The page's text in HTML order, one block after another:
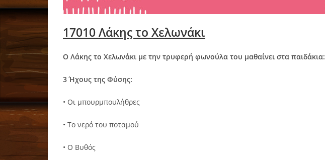
17010 Λάκης το Χελωνάκι
Ο Λάκης το Χελωνάκι με την τρυφερή φωνούλα του μαθαίνει στα παιδάκια:
3 Ήχους της Φύσης:
• Οι μπουρμπουλήθρες
• Το νερό του ποταμού
• Ο Βυθός